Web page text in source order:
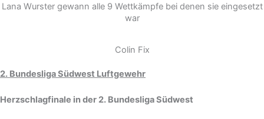
Lana Wurster gewann alle 9 Wettkämpfe bei denen sie eingesetzt
war
Colin Fix
2. Bundesliga Südwest Luftgewehr
Herzschlagfinale in der 2. Bundesliga Südwest